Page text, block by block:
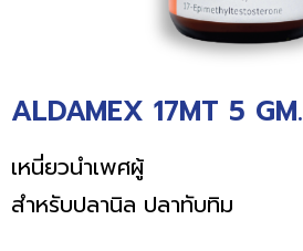
ALDAMEX 17MT 5 GM.
เหนี่ยวนำเพศผู้
สำหรับปลานิล ปลาทับทิม